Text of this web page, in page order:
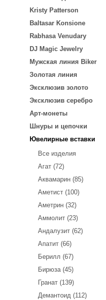
Kristy Patterson
Baltasar Konsione
Rabhasa Venudary
DJ Magic Jewelry
Мужская линия Biker
Золотая линия
Эксклюзив золото
Эксклюзив серебро
Арт-монеты
Шнуры и цепочки
Ювелирные вставки
Все изделия
Агат (72)
Аквамарин (85)
Аметист (100)
Аметрин (32)
Аммолит (23)
Андалузит (62)
Апатит (66)
Берилл (67)
Бирюза (45)
Гранат (139)
Демантоид (112)